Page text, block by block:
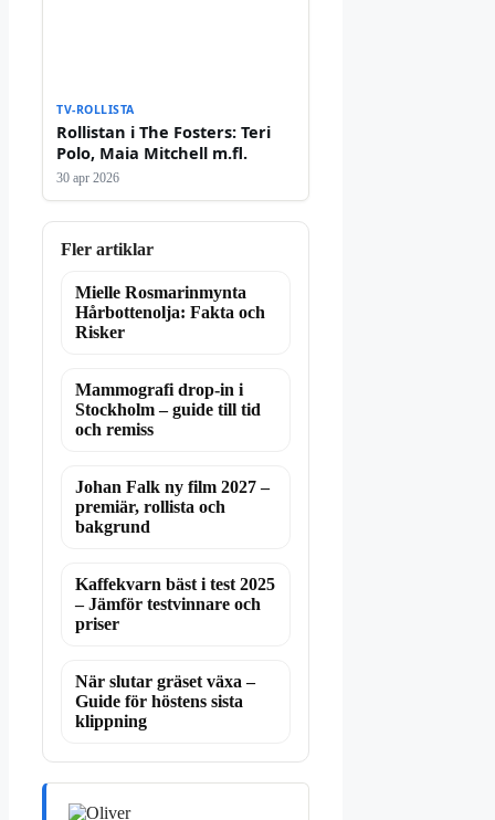
TV-ROLLISTA
Rollistan i The Fosters: Teri
Polo, Maia Mitchell m.fl.
30 apr 2026
Fler artiklar
Mielle Rosmarinmynta
Hårbottenolja: Fakta och
Risker
Mammografi drop-in i
Stockholm – guide till tid
och remiss
Johan Falk ny film 2027 –
premiär, rollista och
bakgrund
Kaffekvarn bäst i test 2025
– Jämför testvinnare och
priser
När slutar gräset växa –
Guide för höstens sista
klippning